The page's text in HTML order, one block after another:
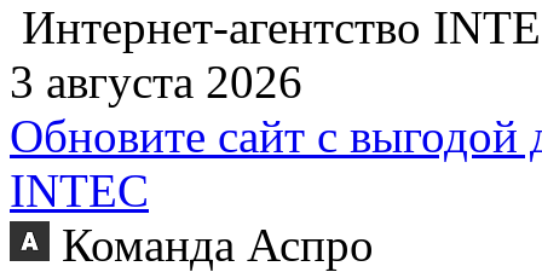
Интернет-агентство
3 августа 2026
Обновите сайт с выгодой
INTEC
Команда Аспро